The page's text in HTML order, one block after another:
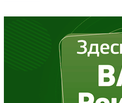
Волгоградская
Вологодская
Дагестан